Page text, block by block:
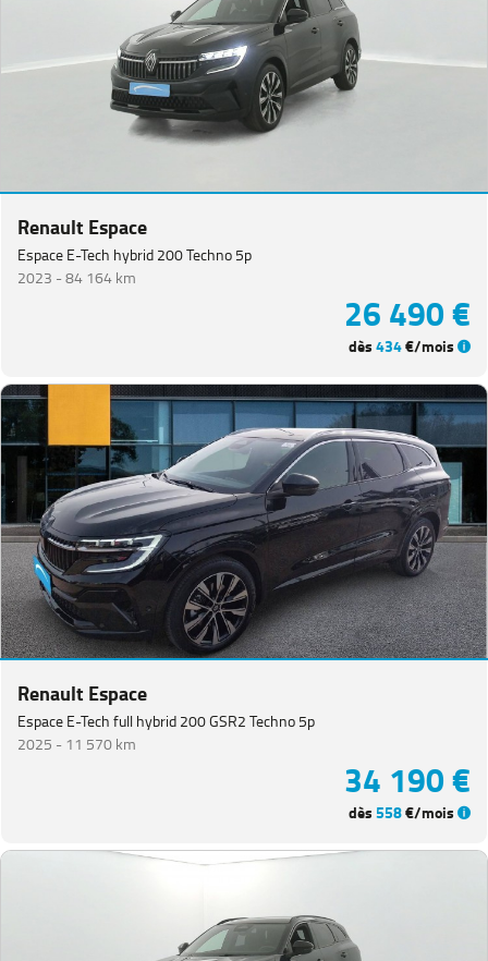
Renault Espace
Espace E-Tech hybrid 200 Techno 5p
2023 -84 164 km
26 490 €
dès434€/mois
Renault Espace
Espace E-Tech full hybrid 200 GSR2 Techno 5p
2025 - 11 570 km
34 190 €
dès558€/mois